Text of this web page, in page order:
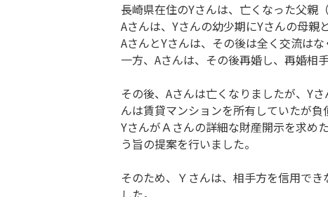
長崎県在住のYさんは、亡くなった父親
Aさんは、Yさんの幼少期にYさんの母親
AさんとYさんは、その後は全く交流は
一方、Aさんは、その後再婚し、再婚相
その後、Aさんは亡くなりましたが、Y
んは賃貸マンションを所有していたが
YさんがＡさんの詳細な財産開示を求め
う旨の提案を行いました。
そのため、Ｙさんは、相手方を信用で